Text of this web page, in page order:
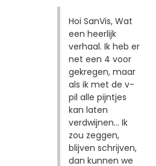
Hoi SanVis, Wat
een heerlijk
verhaal. Ik heb er
net een 4 voor
gekregen, maar
als ik met de v-
pil alle pijntjes
kan laten
verdwijnen... Ik
zou zeggen,
blijven schrijven,
dan kunnen we